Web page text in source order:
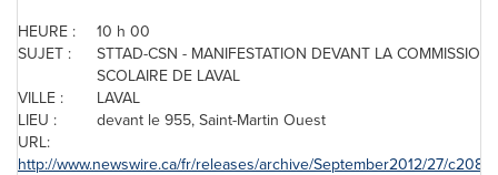
HEURE :
10 h 00
SUJET :
STTAD-CSN - MANIFESTATION DEVANT LA COMMISSION
SCOLAIRE DE LAVAL
VILLE :
LAVAL
LIEU :
devant le 955, Saint-Martin Ouest
URL:
http://www.newswire.ca/fr/releases/archive/September2012/27/